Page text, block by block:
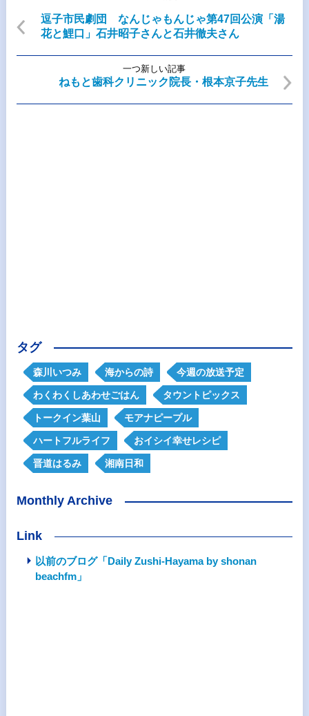
逗子市民劇団 なんじゃもんじゃ第47回公演「湯
花と鯉口」石井昭子さんと石井徹夫さん
一つ新しい記事
ねもと歯科クリニック院長・根本京子先生
タグ
森川いつみ 海からの詩 今週の放送予定
わくわくしあわせごはん タウントピックス
トークイン葉山 モアナピープル
ハートフルライフ おイシイ幸せレシピ
晋道はるみ 湘南日和
Monthly Archive
Link
以前のブログ「Daily Zushi-Hayama by shonan
beachfm」